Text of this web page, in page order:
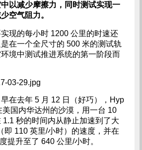
以减少摩擦力，同时测试实现一
空气阻力。
现的每小时 1200 公里的时速还
在一个全尺寸的 500 米的测试轨
境中测试推进系统的第一阶段而
在去年 5 月 12 日（好巧），Hyp
国内华达州的沙漠，用一台 10
秒的时间内从静止加速到了大
即 110 英里/小时）的速度，并在
提升至了 640 公里/小时。